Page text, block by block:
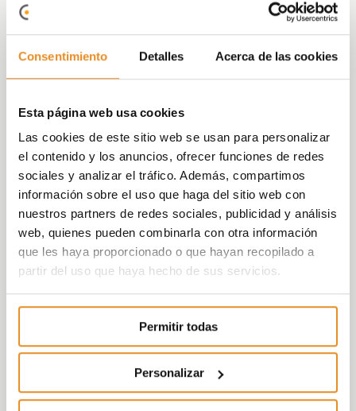
Consentimiento Detalles Acerca de las cookies
Esta página web usa cookies
Las cookies de este sitio web se usan para personalizar
el contenido y los anuncios, ofrecer funciones de redes
sociales y analizar el tráfico. Además, compartimos
información sobre el uso que haga del sitio web con
nuestros partners de redes sociales, publicidad y análisis
web, quienes pueden combinarla con otra información
que les haya proporcionado o que hayan recopilado a
partir del uso que haya hecho de sus servicios.
Permitir todas
Personalizar